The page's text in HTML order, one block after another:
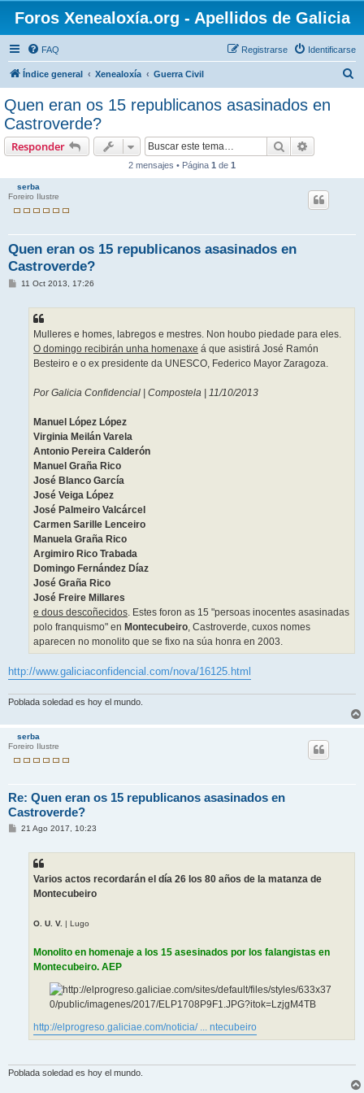
Foros Xenealoxía.org - Apellidos de Galicia
FAQ Identificarse
Registrarse
Índice general Xenealoxía Guerra Civil
Quen eran os 15 republicanos asasinados en
Castroverde?
Responder Buscar
2 mensajes • Página 1 de 1
serba
Foreiro Ilustre
Quen eran os 15 republicanos asasinados en
Castroverde?
M11 Oct 2013, 17:26
Mulleres e homes, labregos e mestres. Non houbo piedade para eles.
O domingo recibirán unha homenaxe á que asistirá José Ramón
Besteiro e o ex presidente da UNESCO, Federico Mayor Zaragoza.
Por Galicia Confidencial | Compostela | 11/10/2013
Manuel López López
Virginia Meilán Varela
Antonio Pereira Calderón
Manuel Graña Rico
José Blanco García
José Veiga López
José Palmeiro Valcárcel
Carmen Sarille Lenceiro
Manuela Graña Rico
Argimiro Rico Trabada
Domingo Fernández Díaz
José Graña Rico
José Freire Millares
e dous descoñecidos. Estes foron as 15 "persoas inocentes asasinadas
polo franquismo" en Montecubeiro, Castroverde, cuxos nomes
aparecen no monolito que se fixo na súa honra en 2003.
http://www.galiciaconfidencial.com/nova/16125.html
Poblada soledad es hoy el mundo.
serba
Foreiro Ilustre
Re: Quen eran os 15 republicanos asasinados en
Castroverde?
M21 Ago 2017, 10:23
Varios actos recordarán el día 26 los 80 años de la matanza de
Montecubeiro
O. U. V. | Lugo
Monolito en homenaje a los 15 asesinados por los falangistas en
Montecubeiro. AEP
http://elprogreso.galiciae.com/noticia/ ... ntecubeiro
Poblada soledad es hoy el mundo.